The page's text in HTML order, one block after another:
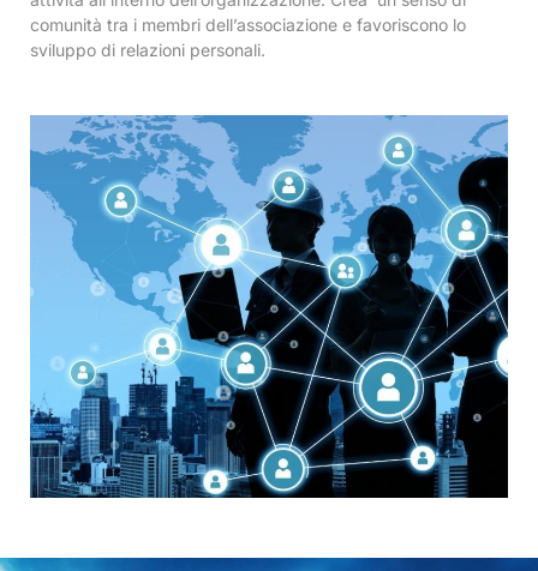
comunità tra i membri dell’associazione e favoriscono lo
sviluppo di relazioni personali.